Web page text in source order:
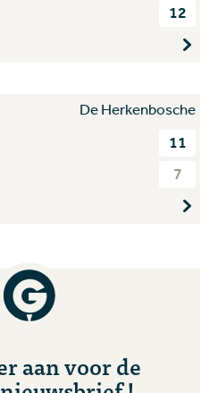
12
De Herkenbosche
11
7
aan voor de